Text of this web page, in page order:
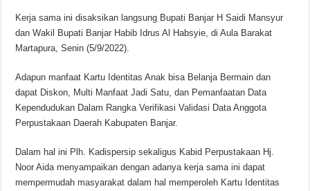
Kerja sama ini disaksikan langsung Bupati Banjar H Saidi Mansyur
dan Wakil Bupati Banjar Habib Idrus Al Habsyie, di Aula Barakat
Martapura, Senin (5/9/2022).
Adapun manfaat Kartu Identitas Anak bisa Belanja Bermain dan
dapat Diskon, Multi Manfaat Jadi Satu, dan Pemanfaatan Data
Kependudukan Dalam Rangka Verifikasi Validasi Data Anggota
Perpustakaan Daerah Kabupaten Banjar.
Dalam hal ini Plh. Kadispersip sekaligus Kabid Perpustakaan Hj.
Noor Aida menyampaikan dengan adanya kerja sama ini dapat
mempermudah masyarakat dalam hal memperoleh Kartu Identitas